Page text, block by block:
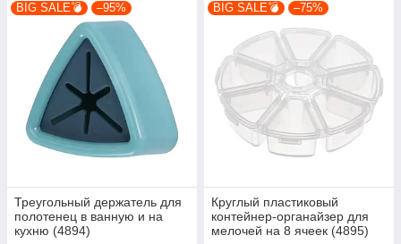
BIG SALE💣 –95%
Треугольный держатель для
полотенец в ванную и на
кухню (4894)
BIG SALE💣 –75%
Круглый пластиковый
контейнер-органайзер для
мелочей на 8 ячеек (4895)